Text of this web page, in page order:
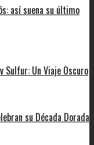
así suena su último
Sulfur: Un Viaje Oscuro
su Década Dorada